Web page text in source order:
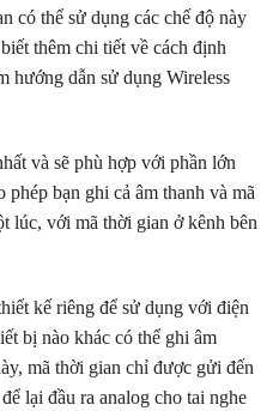
có thể sử dụng các chế độ này
thêm chi tiết về cách định
hướng dẫn sử dụng Wireless
và sẽ phù hợp với phần lớn
bạn ghi cả âm thanh và mã
lúc, với mã thời gian ở kênh bên
kế riêng để sử dụng với điện
bị nào khác có thể ghi âm
mã thời gian chỉ được gửi đến
lại đầu ra analog cho tai nghe